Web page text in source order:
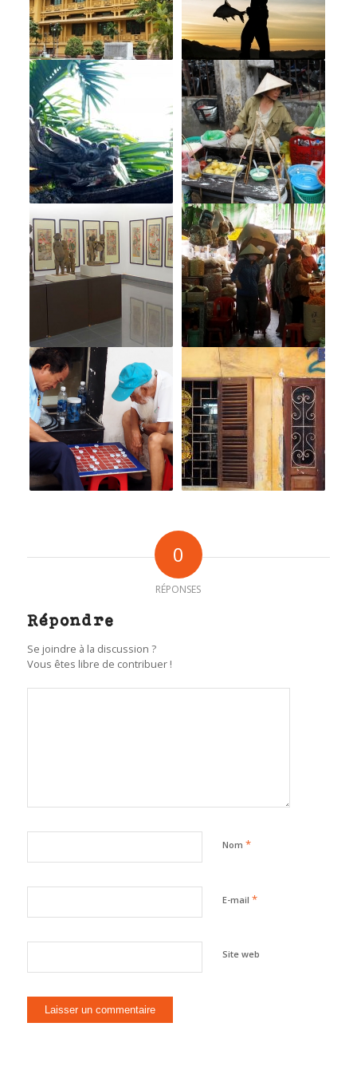
0
RÉPONSES
Répondre
Se joindre à la discussion ?
Vous êtes libre de contribuer !
Nom *
E-mail *
Site web